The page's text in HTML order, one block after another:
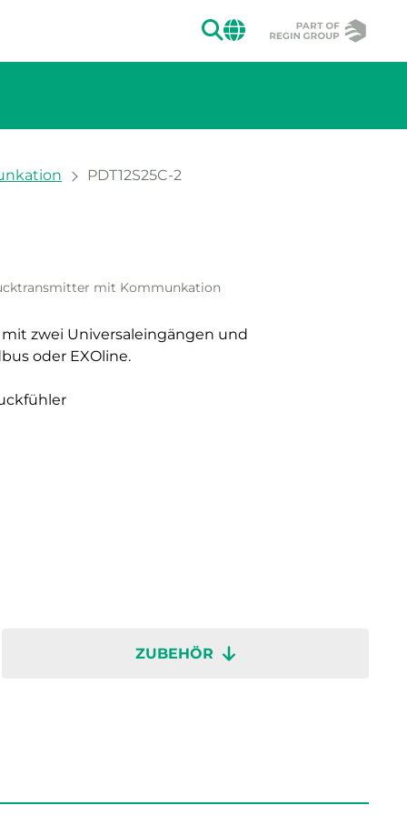
SUCHEN
CHANGE
PDT12S25C-2
des Bildes.
mit Kommunkation
zwei Universaleingängen und
oder EXOline.
ZUBEHÖR